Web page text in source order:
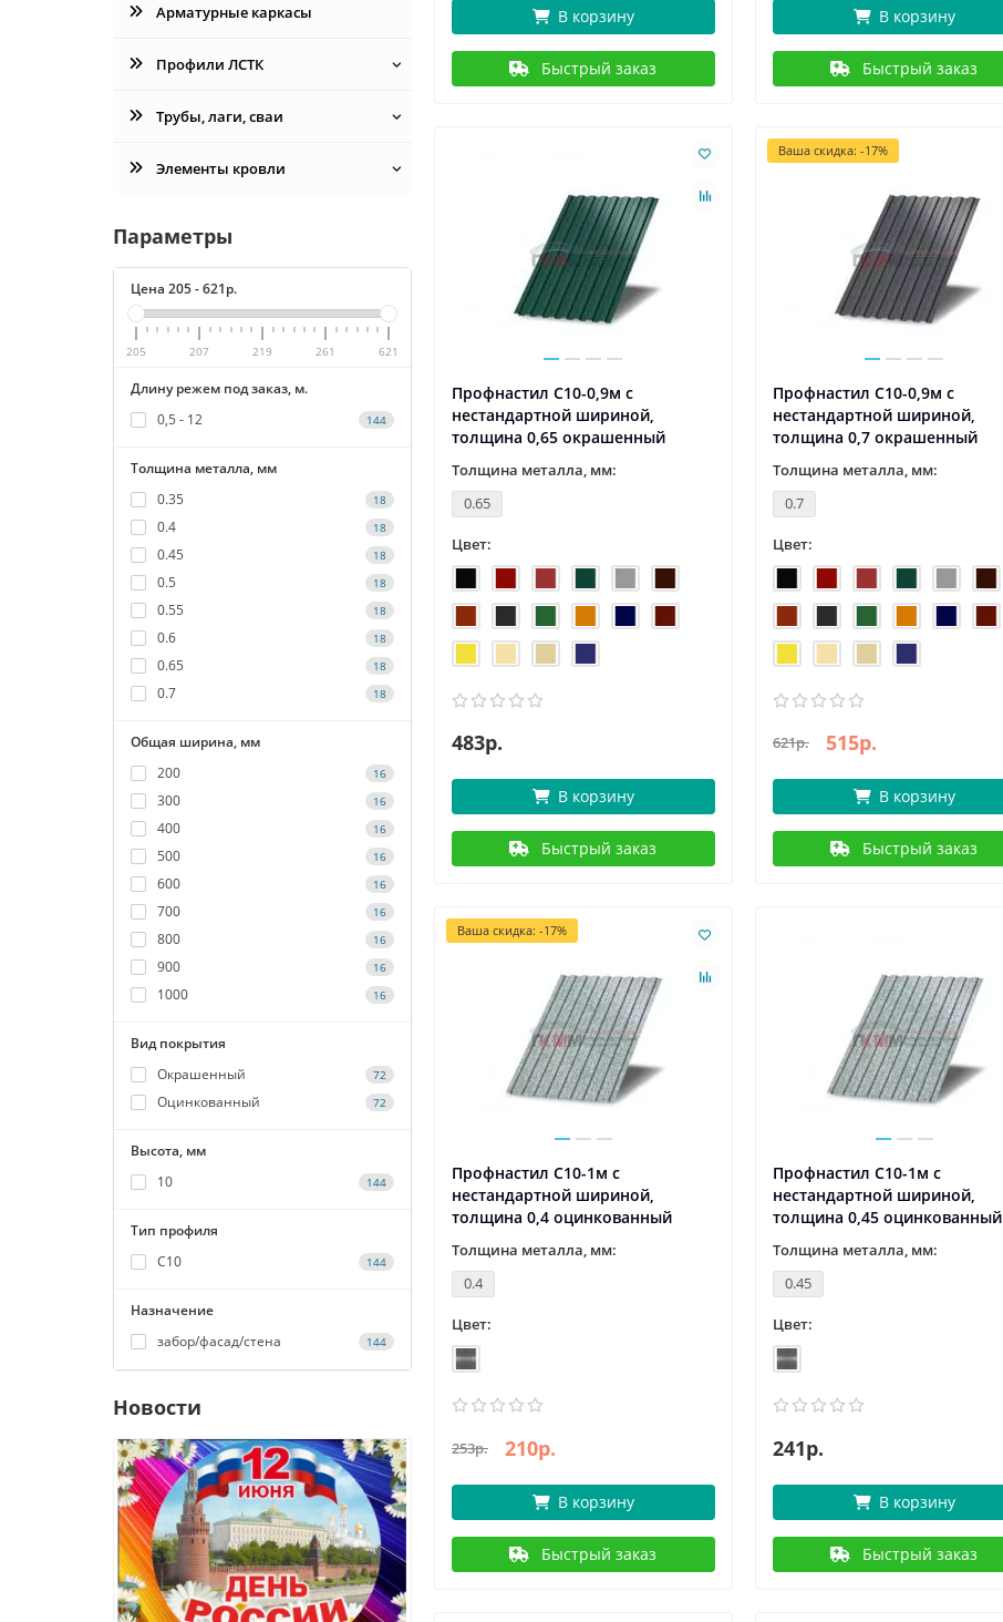
Арматурные каркасы
Профили ЛСТК
Трубы, лаги, сваи
Элементы кровли
Параметры
Цена 205-621р.
205 207 219 261 621
Длину режем под заказ, м.
0,5 - 12
144
Толщина металла, мм
0.35
18
0.4 18
0.45 18
0.5 18
0.55 18
0.6 18
0.65 18
0.7 18
Общая ширина, мм
200
16
300 16
400 16
500 16
600 16
700 16
800 16
900 16
1000 16
Вид покрытия
Окрашенный
72
Оцинкованный 72
Высота, мм
10
144
Тип профиля
С10
144
Назначение
забор/фасад/стена
144
Новости
В корзину
Быстрый заказ
В корзину
Быстрый заказ
Профнастил С10-0,9м с
нестандартной шириной,
толщина 0,65 окрашенный
Толщина металла, мм:
0.65
Цвет:
483р.
В корзину
Быстрый заказ
Ваша скидка: -17%
Профнастил С10-0,9м с
нестандартной шириной,
толщина 0,7 окрашенный
Толщина металла, мм:
0.7
Цвет:
621р. 515р.
В корзину
Быстрый заказ
Ваша скидка: -17%
Профнастил С10-1м с
нестандартной шириной,
толщина 0,4 оцинкованный
Толщина металла, мм:
0.4
Цвет:
253р. 210р.
В корзину
Быстрый заказ
Профнастил С10-1м с
нестандартной шириной,
толщина 0,45 оцинкованный
Толщина металла, мм:
0.45
Цвет:
241р.
В корзину
Быстрый заказ